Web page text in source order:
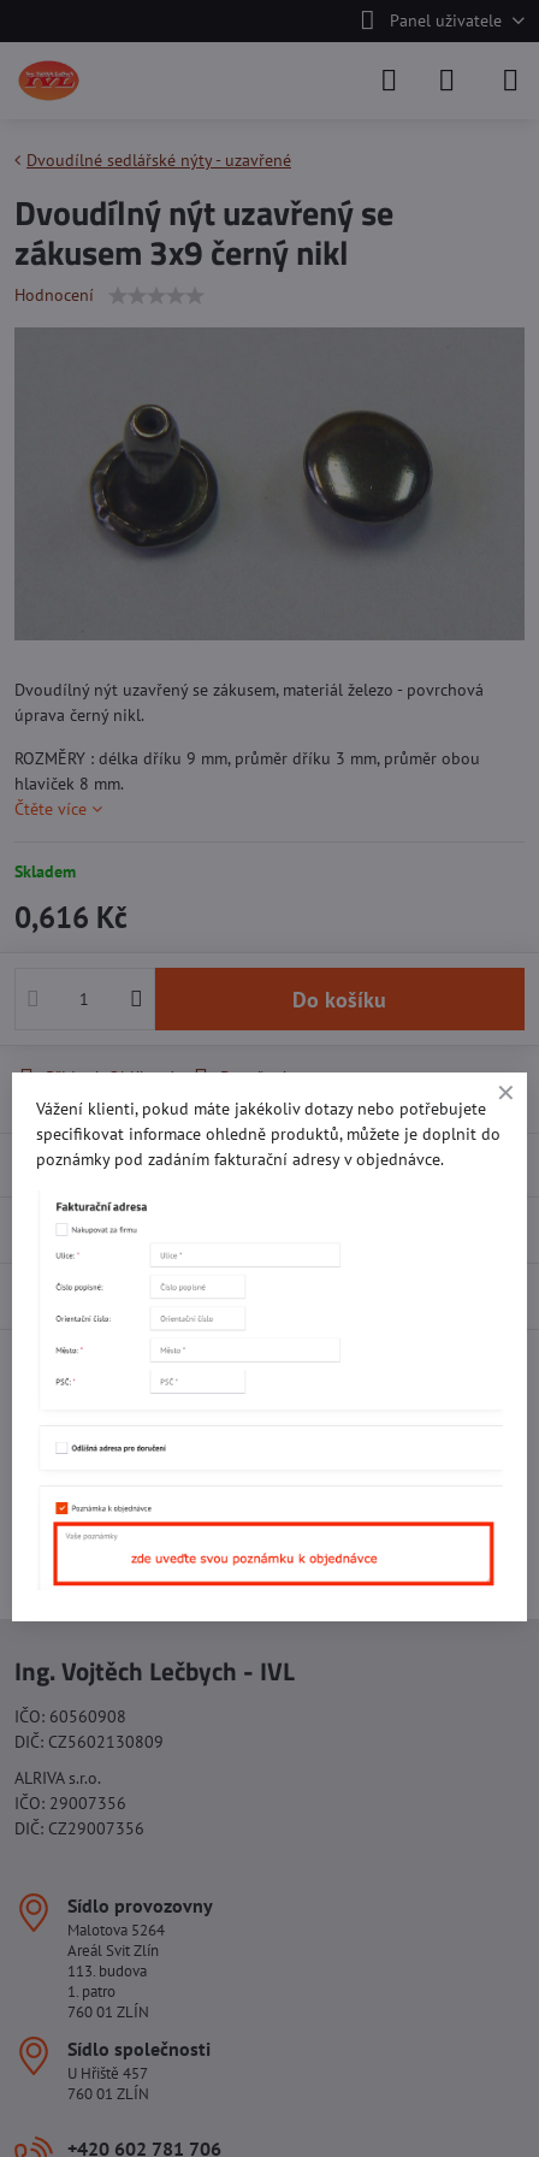
Panel uživatele
Dvoudílné sedlářské nýty - uzavřené
Dvoudílný nýt uzavřený se
zákusem 3x9 černý nikl
Hodnocení
Dvoudílný nýt uzavřený se zákusem, materiál železo - povrchová
úprava černý nikl.
ROZMĚRY : délka dříku 9 mm, průměr dříku 3 mm, průměr obou
hlaviček 8 mm.
Čtěte více
Skladem
0,616 Kč
Do košíku
Přidat k Oblíbeným Doručení
Popis
Recenze 0
Diskuse 0
Twitter
Potřebujete poradit s objednávkou?
+420 577 523 563
Ing. Vojtěch Lečbych - IVL
IČO: 60560908
DIČ: CZ5602130809
ALRIVA s.r.o.
IČO: 29007356
DIČ: CZ29007356
Sídlo provozovny
Malotova 5264
Areál Svit Zlín
113. budova
1. patro
760 01 ZLÍN
Sídlo společnosti
U Hřiště 457
760 01 ZLÍN
+420 602 781 706
Vážení klienti, pokud máte jakékoliv dotazy nebo potřebujete
specifikovat informace ohledně produktů, můžete je doplnit do
poznámky pod zadáním fakturační adresy v objednávce.